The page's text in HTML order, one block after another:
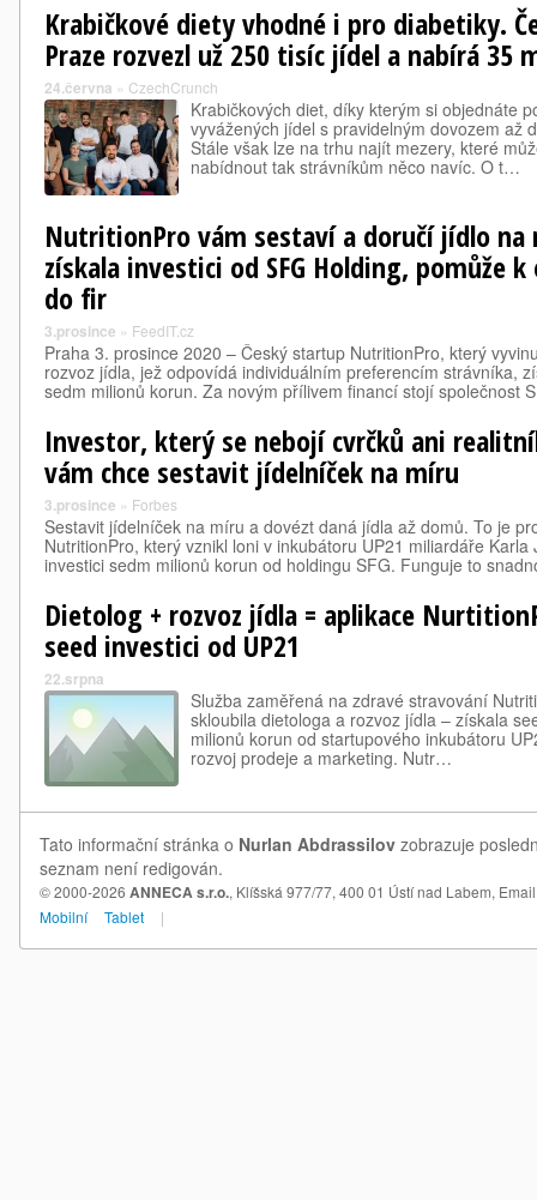
Krabičkové diety vhodné i pro diabetiky.
Praze rozvezl už 250 tisíc jídel a nabírá 35
24.června » CzechCrunch
Krabičkových diet, díky kterým si objednáte
vyvážených jídel s pravidelným dovozem až
Stále však lze na trhu najít mezery, které
nabídnout tak strávníkům něco navíc. O t…
NutritionPro vám sestaví a doručí jídlo
získala investici od SFG Holding, pomůže
do fir
3.prosince » FeedIT.cz
Praha 3. prosince 2020 – Český startup NutritionPro, který
rozvoz jídla, jež odpovídá individuálním preferencím strávníka,
sedm milionů korun. Za novým přílivem financí stojí společnost
Investor, který se nebojí cvrčků ani
vám chce sestavit jídelníček na míru
3.prosince » Forbes
Sestavit jídelníček na míru a dovézt daná jídla až domů. To je
NutritionPro, který vznikl loni v inkubátoru UP21 miliardáře
investici sedm milionů korun od holdingu SFG. Funguje to
Dietolog + rozvoz jídla = aplikace
seed investici od UP21
22.srpna
Služba zaměřená na zdravé stravování
skloubila dietologa a rozvoz jídla – získala
milionů korun od startupového inkubátoru
rozvoj prodeje a marketing. Nutr…
Tato informační stránka o Nurlan Abdrassilov zobrazuje
seznam není redigován.
© 2000-2026 ANNECA s.r.o., Klíšská 977/77, 400 01 Ústí nad Labem,
Mobilní
Tablet |